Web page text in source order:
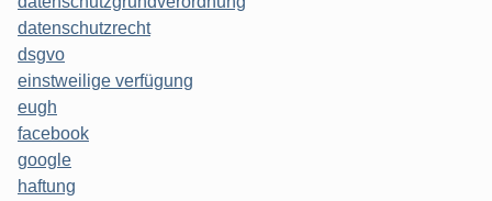
datenschutzrecht
dsgvo
einstweilige verfügung
eugh
facebook
google
haftung